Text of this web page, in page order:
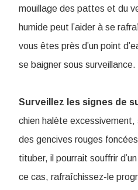
mouillage des pattes et du
humide peut l’aider à se
vous êtes près d’un point
se baigner sous surveillance.
Surveillez les signes de
chien halète
des gencives rouges
tituber, il pourrait souffrir
ce cas, rafraîchissez-le